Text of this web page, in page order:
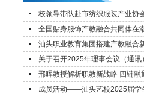
校领导带队赴市纺织服装产业协
全国贴身服饰产教融合共同体在
汕头职业教育集团搭建产教融合
关于召开2025年理事会议（通讯
邢晖教授解析职教新战略 四链融
成员活动——汕头艺校2025届学